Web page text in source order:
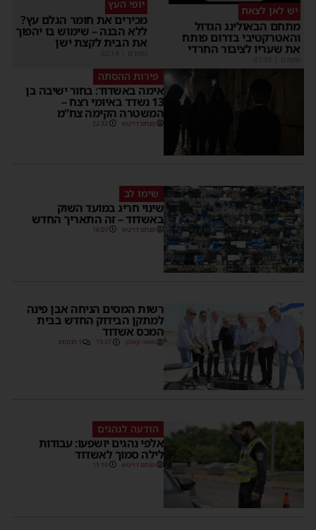
יש לאן לצאת
מתחם הבאולינג הגדול
והאטרקטיבי בדרום פותח
את שעריו לציבור החרדי
מקודם
יופי העץ
מכירים את חומר הגלם עץ?
ללא הבנה – שימוש בו יהפוך
את הבית לקצת ישן
מקודם
פירות ההסתה
אימה באשדוד: בחור ישיבה בן
13 נשדד באיומי רצח –
המשטרה הקימה צח”מ
מנחם דויטש 22:32
שימו לב
שינוי חריג במועד השוק
באשדוד – זה התאריך החדש
מנחם דויטש 16:07
רשות המסים הניחה אבן פינה
למתקן הבידוק החדש בבית
המכס אשדוד
משה קאהן 15:37 1 תגובות
הודעה לנהגים
אלפי נהגים יושפעו: עבודות
לילה סמוך לאשדוד
מנחם דויטש 11:10